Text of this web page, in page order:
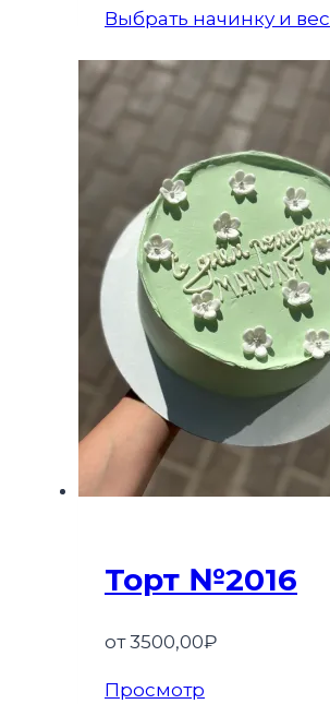
Выбрать начинку и вес
Торт №2016
от3500,00₽
Просмотр